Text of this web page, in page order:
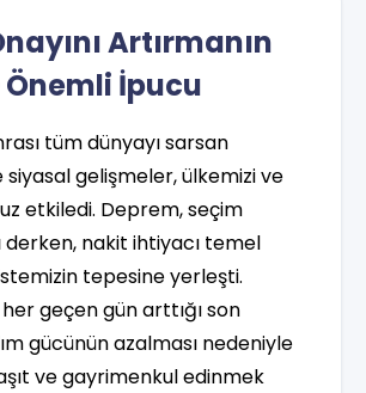
Artırmanın
Önemli İpucu
tüm dünyayı sarsan
gelişmeler, ülkemizi ve
etkiledi. Deprem, seçim
nakit ihtiyacı temel
tepesine yerleşti.
geçen gün arttığı son
gücünün azalması nedeniyle
ve gayrimenkul edinmek